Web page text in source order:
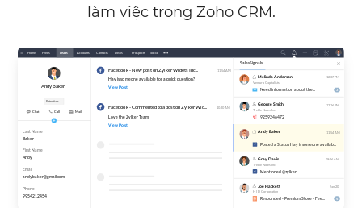
làm việc trong Zoho CRM.